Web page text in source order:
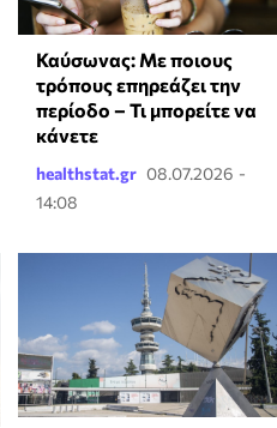
Καύσωνας: Με ποιους
τρόπους επηρεάζει την
περίοδο – Τι μπορείτε να
κάνετε
healthstat.gr 08.07.2026 -
14:08